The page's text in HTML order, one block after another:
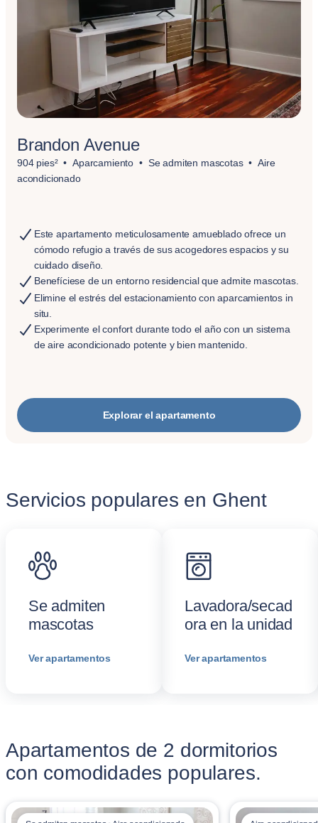
Brandon Avenue
904 pies² Aparcamiento Se admiten mascotas
Aire
acondicionado
Este apartamento meticulosamente amueblado ofrece un
cómodo refugio a través de sus acogedores espacios y su
cuidado diseño.
Benefíciese de un entorno residencial que admite mascotas.
Elimine el estrés del estacionamiento con aparcamientos in
situ.
Experimente el confort durante todo el año con un sistema
de aire acondicionado potente y bien mantenido.
Explorar el apartamento
Servicios populares en Ghent
Se admiten
mascotas
Ver apartamentos
Lavadora/secad
ora en la unidad
Ver apartamentos
Apartamentos de 2 dormitorios
con comodidades populares.